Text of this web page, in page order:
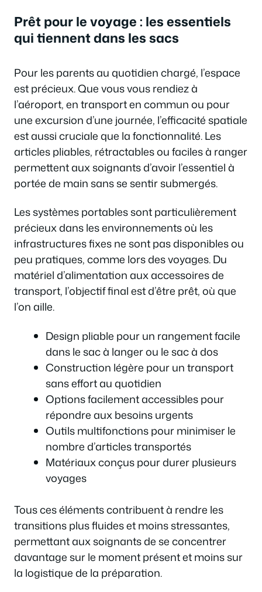
Prêt pour le voyage : les essentiels
qui tiennent dans les sacs
Pour les parents au quotidien chargé, l’espace
est précieux. Que vous vous rendiez à
l’aéroport, en transport en commun ou pour
une excursion d’une journée, l’efficacité spatiale
est aussi cruciale que la fonctionnalité. Les
articles pliables, rétractables ou faciles à ranger
permettent aux soignants d’avoir l’essentiel à
portée de main sans se sentir submergés.
Les systèmes portables sont particulièrement
précieux dans les environnements où les
infrastructures fixes ne sont pas disponibles ou
peu pratiques, comme lors des voyages. Du
matériel d’alimentation aux accessoires de
transport, l’objectif final est d’être prêt, où que
l’on aille.
Design pliable pour un rangement facile
dans le sac à langer ou le sac à dos
Construction légère pour un transport
sans effort au quotidien
Options facilement accessibles pour
répondre aux besoins urgents
Outils multifonctions pour minimiser le
nombre d’articles transportés
Matériaux conçus pour durer plusieurs
voyages
Tous ces éléments contribuent à rendre les
transitions plus fluides et moins stressantes,
permettant aux soignants de se concentrer
davantage sur le moment présent et moins sur
la logistique de la préparation.